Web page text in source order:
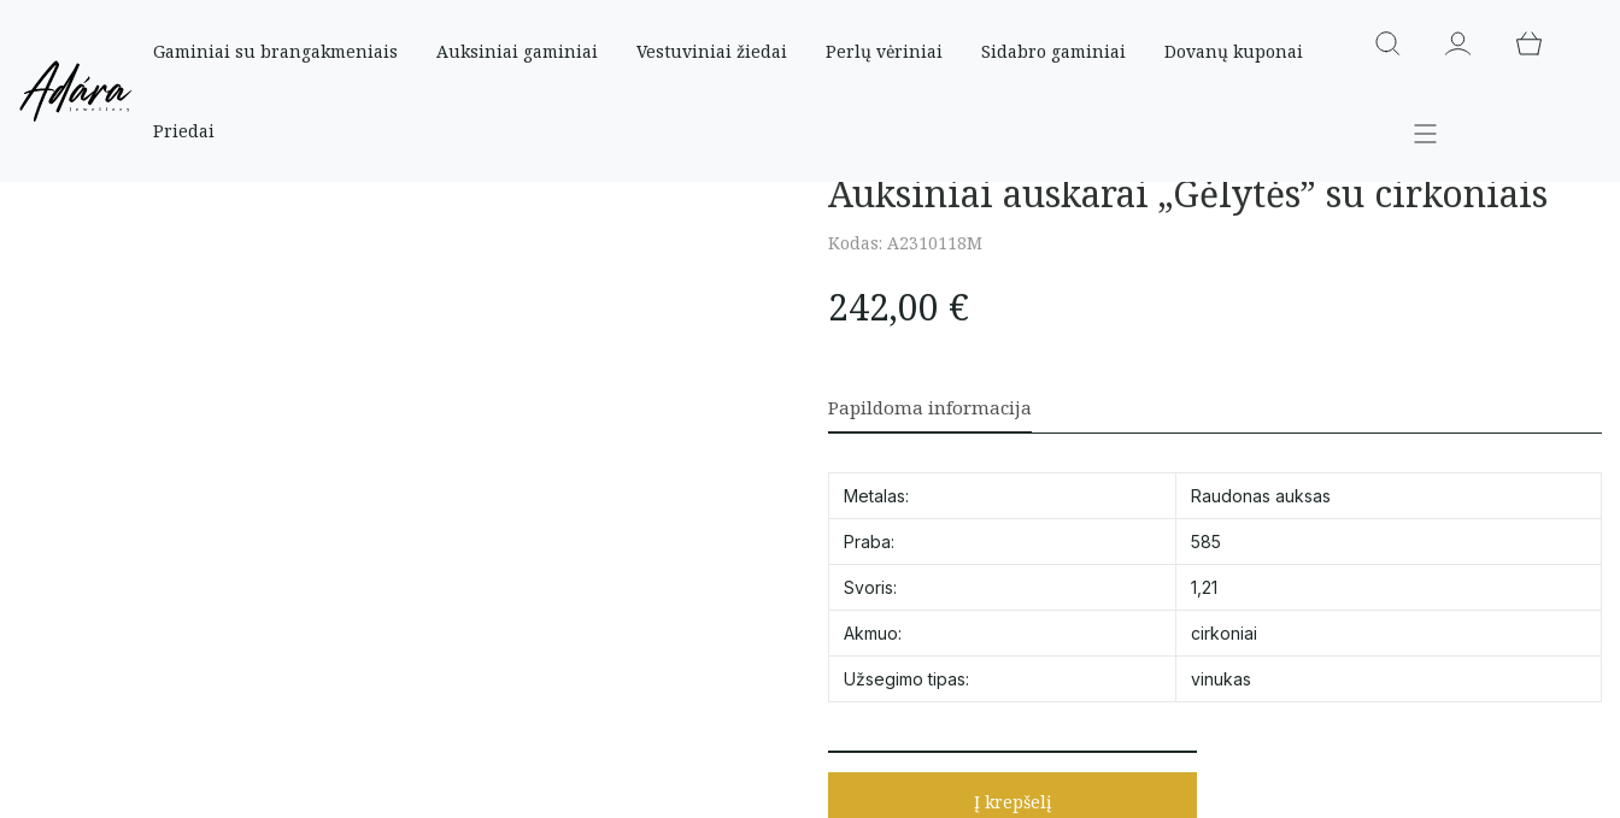
Gaminiai su brangakmeniais Auksiniai gaminiai Vestuviniai žiedai Perlų vėriniai Sidabro gaminiai Dovanų kuponai
Priedai
Pradinis Parduotuve » Auksiniai
Auksiniai auskarai „Gėlytės” su cirkoniais
Kodas: A2310118M
242,00 €
Papildoma informacija
Metalas: Raudonas auksas
Praba: 585
Svoris: 1,21
Akmuo: cirkoniai
Užsegimo tipas: vinukas
Į krepšelį